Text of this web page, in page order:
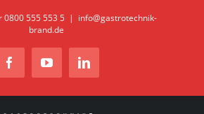
0800 555 553 5 | info@gastrotechnik-
brand.de
FacebookYouTubeLinkedIn